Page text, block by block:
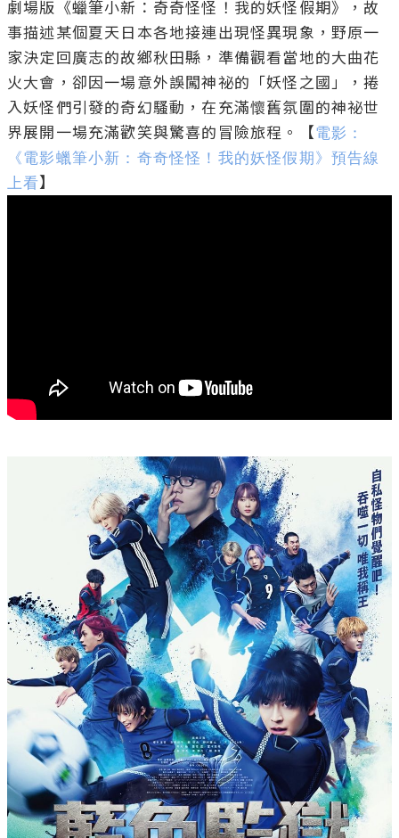
劇場版《蠟筆小新：奇奇怪怪！我的妖怪假期》，故
事描述某個夏天日本各地接連出現怪異現象，野原一
家決定回廣志的故鄉秋田縣，準備觀看當地的大曲花
火大會，卻因一場意外誤闖神祕的「妖怪之國」，捲
入妖怪們引發的奇幻騷動，在充滿懷舊氛圍的神祕世
界展開一場充滿歡笑與驚喜的冒險旅程。【電影：
《電影蠟筆小新：奇奇怪怪！我的妖怪假期》預告線
上看